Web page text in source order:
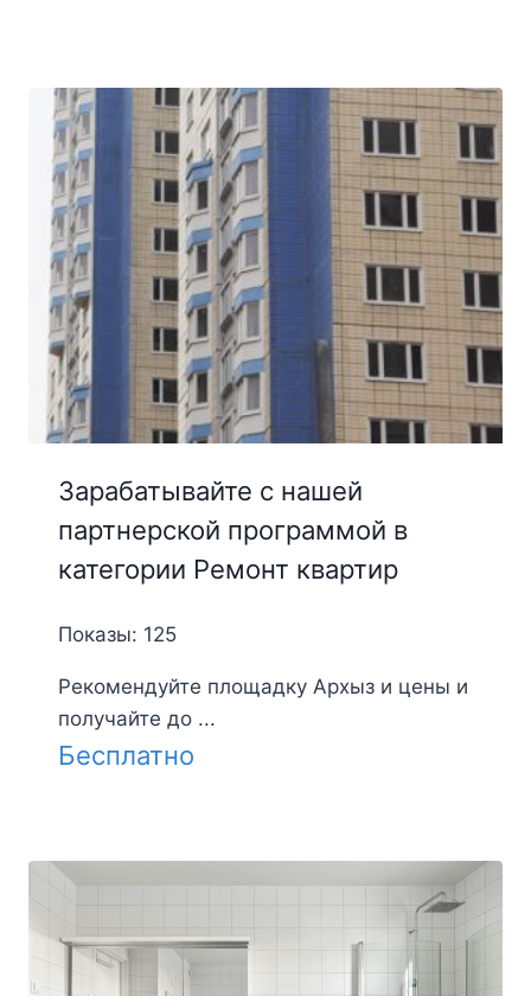
Зарабатывайте с нашей
партнерской программой в
категории Ремонт квартир
Показы: 125
Рекомендуйте площадку Архыз и цены и
получайте до ...
Бесплатно